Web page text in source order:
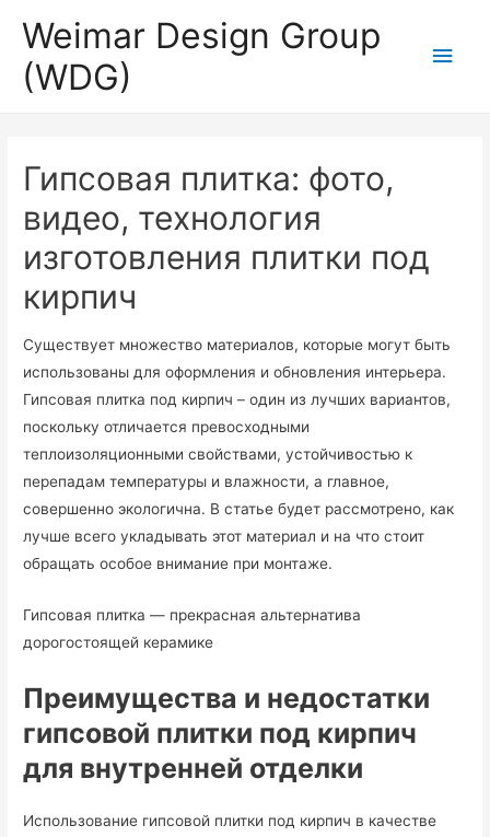
Weimar Design Group
(WDG)
Гипсовая плитка: фото,
видео, технология
изготовления плитки под
кирпич
Существует множество материалов, которые могут быть
использованы для оформления и обновления интерьера.
Гипсовая плитка под кирпич – один из лучших вариантов,
поскольку отличается превосходными
теплоизоляционными свойствами, устойчивостью к
перепадам температуры и влажности, а главное,
совершенно экологична. В статье будет рассмотрено, как
лучше всего укладывать этот материал и на что стоит
обращать особое внимание при монтаже.
Гипсовая плитка — прекрасная альтернатива
дорогостоящей керамике
Преимущества и недостатки
гипсовой плитки под кирпич
для внутренней отделки
Использование гипсовой плитки под кирпич в качестве
Для любых предложений по